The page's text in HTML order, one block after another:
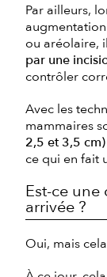
Par ailleurs,
ou aréolaire,
par une
contrôler
Avec les
mammaires
2,5 et 3,5 cm)
ce qui en fait
Est-ce
arrivée ?
Oui, mais